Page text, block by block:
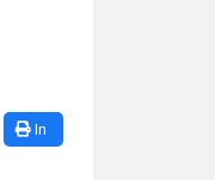
In